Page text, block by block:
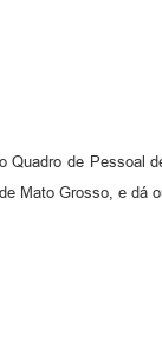
Quadro de Pessoal
Mato Grosso, e dá